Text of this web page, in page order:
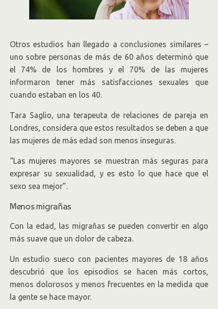
Otros estudios han llegado a conclusiones similares –
uno sobre personas de más de 60 años determinó que
el 74% de los hombres y el 70% de las mujeres
informaron tener más satisfacciones sexuales que
cuando estaban en los 40.
Tara Saglio, una terapeuta de relaciones de pareja en
Londres, considera que estos resultados se deben a que
las mujeres de más edad son menos inseguras.
“Las mujeres mayores se muestran más seguras para
expresar su sexualidad, y es esto lo que hace que el
sexo sea mejor”.
Menos migrañas
Con la edad, las migrañas se pueden convertir en algo
más suave que un dolor de cabeza.
Un estudio sueco con pacientes mayores de 18 años
descubrió que los episodios se hacen más cortos,
menos dolorosos y menos frecuentes en la medida que
la gente se hace mayor.